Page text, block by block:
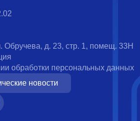
Обручева, д. 23, стр. 1, помещ. 33Н
обработки персональных данных
новости